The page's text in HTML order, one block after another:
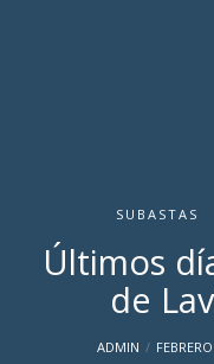
SUBASTAS
Últimos
de
ADMIN